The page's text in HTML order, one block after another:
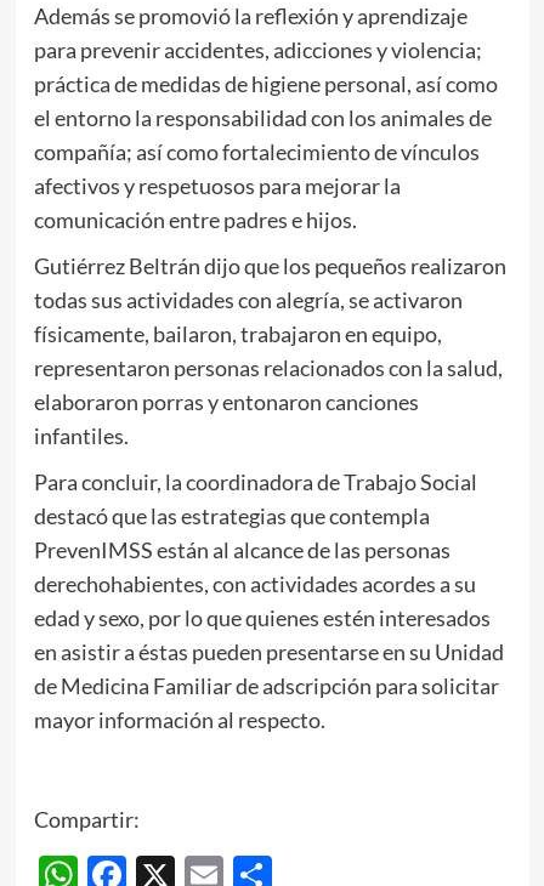
Además se promovió la reflexión y aprendizaje
para prevenir accidentes, adicciones y violencia;
práctica de medidas de higiene personal, así como
el entorno la responsabilidad con los animales de
compañía; así como fortalecimiento de vínculos
afectivos y respetuosos para mejorar la
comunicación entre padres e hijos.
Gutiérrez Beltrán dijo que los pequeños realizaron
todas sus actividades con alegría, se activaron
físicamente, bailaron, trabajaron en equipo,
representaron personas relacionados con la salud,
elaboraron porras y entonaron canciones
infantiles.
Para concluir, la coordinadora de Trabajo Social
destacó que las estrategias que contempla
PrevenIMSS están al alcance de las personas
derechohabientes, con actividades acordes a su
edad y sexo, por lo que quienes estén interesados
en asistir a éstas pueden presentarse en su Unidad
de Medicina Familiar de adscripción para solicitar
mayor información al respecto.
Compartir:
WhatsApp
Facebook
X EmailCompartir